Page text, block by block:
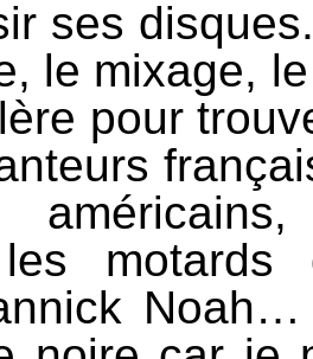
ses
le mixage,
pour
motards